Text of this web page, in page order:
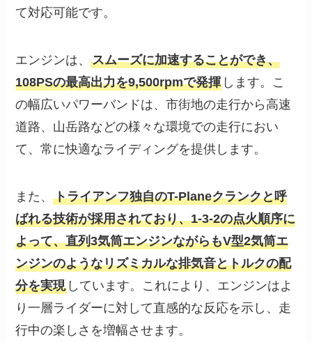
て対応可能です。
エンジンは、スムーズに加速することができ、
108PSの最高出力を9,500rpmで発揮 します。こ
の幅広いパワーバンドは、市街地の走行から高速
道路、山岳路などの様々な環境での走行におい
て、常に快適なライディングを提供します。
また、トライアンフ独自のT-Planeクランクと呼
ばれる技術が採用されており、1-3-2の点火順序に
よって、直列3気筒エンジンながらもV型2気筒エ
ンジンのようなリズミカルな排気音とトルクの配
分を実現 しています。これにより、エンジンはよ
り一層ライダーに対して直感的な反応を示し、走
行中の楽しさを増幅させます。